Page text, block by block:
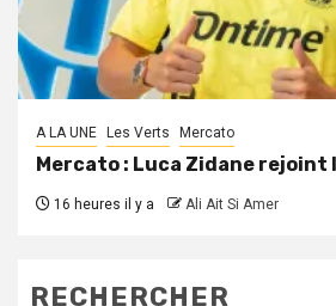
A LA UNE Les Verts Mercato
Mercato : Luca Zidane rejoint
16 heures il y a Ali Ait Si Amer
RECHERCHER